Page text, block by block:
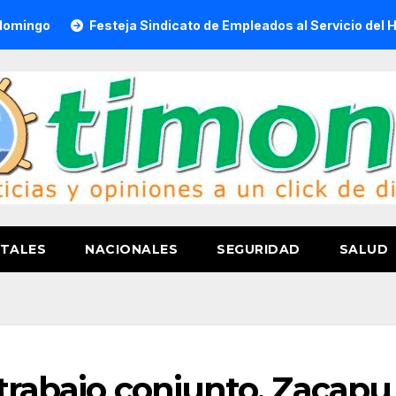
Festeja Sindicato de Empleados al Servicio del H.
NACIONALES SEGURIDAD SALUD